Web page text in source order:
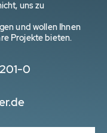
uns zu
und wollen Ihnen
Projekte bieten.
0